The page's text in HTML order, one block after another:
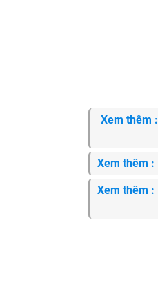
Xem thêm :
Xem thêm :
Xem thêm :